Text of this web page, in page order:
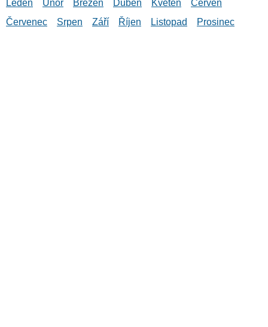
Leden Únor Březen Duben Květen
Červen
Červenec
Srpen Září Říjen Listopad Prosinec